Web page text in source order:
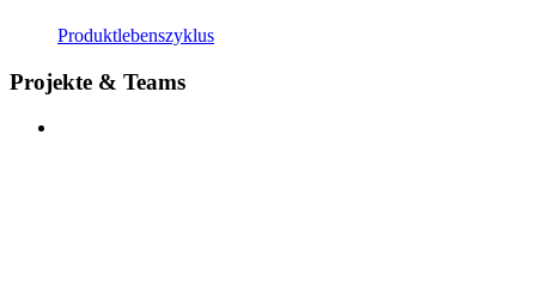
Produktlebenszyklus
Projekte & Teams